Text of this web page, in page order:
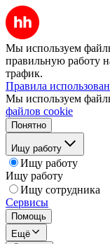
Мы используем
правильную работу
трафик.
Правила
Мы используем
файлов cookie
Понятно
Ищу работу
Ищу работу
Ищу работу
Ищу сотрудника
Сервисы
Помощь
Ещё